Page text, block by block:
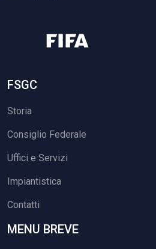
FSGC
Storia
Consiglio Federale
Uffici e Servizi
Impiantistica
Contatti
MENU BREVE